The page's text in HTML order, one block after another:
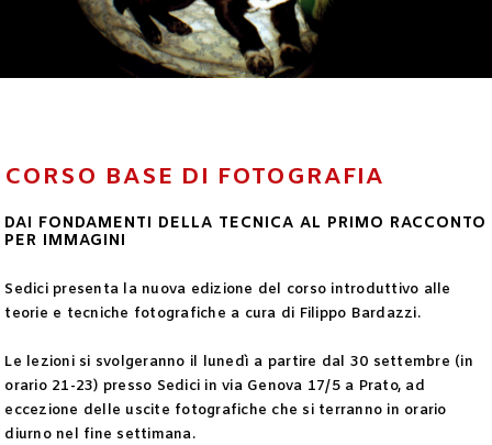
CORSO BASE DI FOTOGRAFIA
DAI FONDAMENTI DELLA TECNICA AL PRIMO RACCONTO
PER IMMAGINI
Sedici presenta la nuova edizione del corso introduttivo alle
teorie e tecniche fotografiche a cura di Filippo Bardazzi.
Le lezioni si svolgeranno il lunedì a partire dal 30 settembre (in
orario 21-23) presso Sedici in via Genova 17/5 a Prato, ad
eccezione delle uscite fotografiche che si terranno in orario
diurno nel fine settimana.